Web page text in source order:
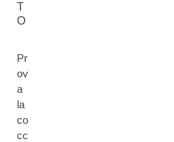
T
O
Pr
ov
a
la
co
cc